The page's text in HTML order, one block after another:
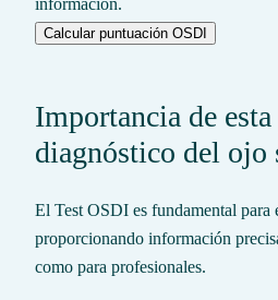
Calcular puntuación OSDI
Importancia de
diagnóstico del ojo
El Test OSDI es fundamental para
proporcionando información
como para profesionales.